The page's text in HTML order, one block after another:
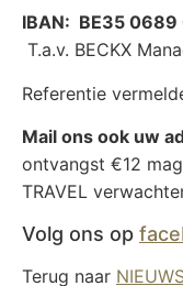
IBAN: BE35
T.a.v. BECKX
Referentie
Mail ons ook uw
ontvangst €12
TRAVEL
Volg ons op
Terug naar